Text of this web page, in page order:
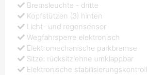
Bremsleuchte - dritte
Kopfstützen (3) hinten
Licht- und regensensor
Wegfahrsperre elektronisch
Elektromechanische parkbremse
Sitze: rücksitzlehne umklappbar
Elektronische